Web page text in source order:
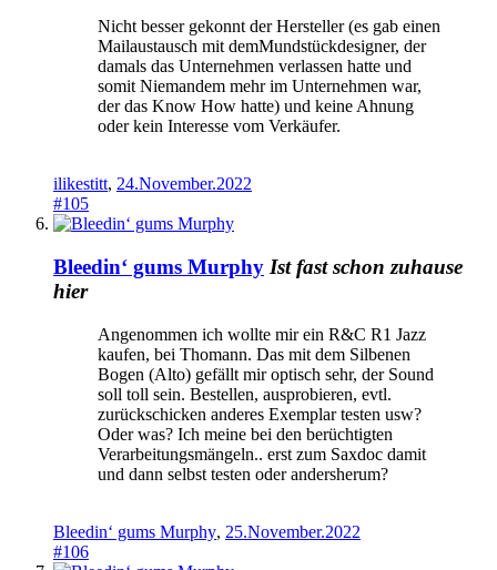
Nicht besser gekonnt der Hersteller (es gab einen
Mailaustausch mit demMundstückdesigner, der
damals das Unternehmen verlassen hatte und
somit Niemandem mehr im Unternehmen war,
der das Know How hatte) und keine Ahnung
oder kein Interesse vom Verkäufer.
ilikestitt, 24.November.2022
#105
Bleedin‘ gums Murphy Ist fast schon zuhause
hier
Angenommen ich wollte mir ein R&C R1 Jazz
kaufen, bei Thomann. Das mit dem Silbenen
Bogen (Alto) gefällt mir optisch sehr, der Sound
soll toll sein. Bestellen, ausprobieren, evtl.
zurückschicken anderes Exemplar testen usw?
Oder was? Ich meine bei den berüchtigten
Verarbeitungsmängeln.. erst zum Saxdoc damit
und dann selbst testen oder andersherum?
Bleedin‘ gums Murphy, 25.November.2022
#106